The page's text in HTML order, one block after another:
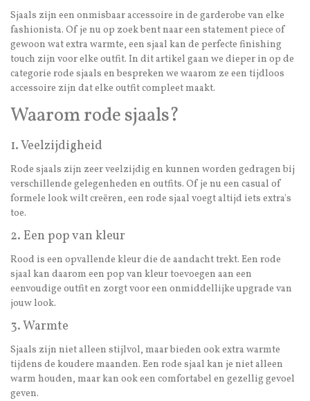
Sjaals zijn een onmisbaar accessoire in de garderobe van elke
fashionista. Of je nu op zoek bent naar een statement piece of
gewoon wat extra warmte, een sjaal kan de perfecte finishing
touch zijn voor elke outfit. In dit artikel gaan we dieper in op de
categorie rode sjaals en bespreken we waarom ze een tijdloos
accessoire zijn dat elke outfit compleet maakt.
Waarom rode sjaals?
1. Veelzijdigheid
Rode sjaals zijn zeer veelzijdig en kunnen worden gedragen bij
verschillende gelegenheden en outfits. Of je nu een casual of
formele look wilt creëren, een rode sjaal voegt altijd iets extra's
toe.
2. Een pop van kleur
Rood is een opvallende kleur die de aandacht trekt. Een rode
sjaal kan daarom een pop van kleur toevoegen aan een
eenvoudige outfit en zorgt voor een onmiddellijke upgrade van
jouw look.
3. Warmte
Sjaals zijn niet alleen stijlvol, maar bieden ook extra warmte
tijdens de koudere maanden. Een rode sjaal kan je niet alleen
warm houden, maar kan ook een comfortabel en gezellig gevoel
geven.